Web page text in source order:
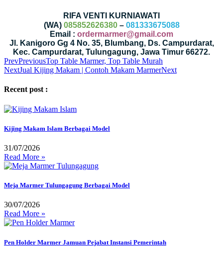
RIFA VENTI KURNIAWATI
(WA) 085852626380– 081333675088
Email : ordermarmer@gmail.com
Jl. Kanigoro Gg 4 No. 35, Blumbang, Ds. Campurdarat,
Kec. Campurdarat, Tulungagung, Jawa Timur 66272.
PrevPreviousTop Table Marmer, Top Table Murah
NextJual Kijing Makam | Contoh Makam MarmerNext
Recent post :
Kijing Makam Islam Berbagai Model
31/07/2026
Read More »
Meja Marmer Tulungagung Berbagai Model
30/07/2026
Read More »
Pen Holder Marmer Jamuan Pejabat Instansi Pemerintah